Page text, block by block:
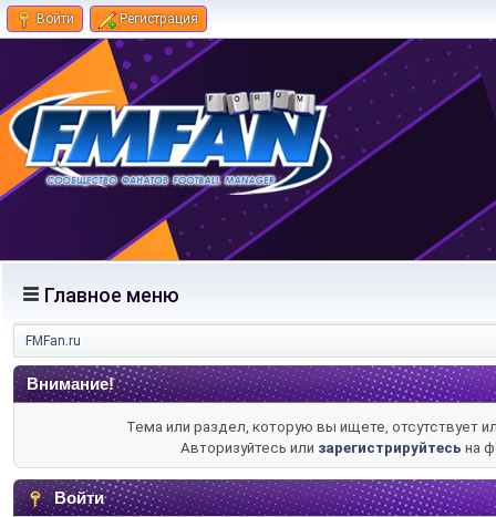
Войти Регистрация
Главное меню
FMFan.ru
Внимание!
Тема или раздел, которую вы ищете, отсутствует
Авторизуйтесь или зарегистрируйтесь на
Войти